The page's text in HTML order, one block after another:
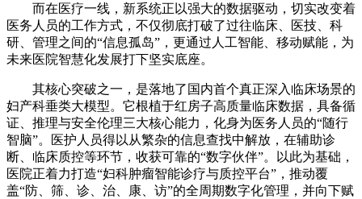
而在医疗一线，新系统正以强大的数据驱动，切实改变着
医务人员的工作方式，不仅彻底打破了过往临床、医技、科
研、管理之间的“信息孤岛”，更通过人工智能、移动赋能，为
未来医院智慧化发展打下坚实底座。
其核心突破之一，是落地了国内首个真正深入临床场景的
妇产科垂类大模型。它根植于红房子高质量临床数据，具备循
证、推理与安全伦理三大核心能力，化身为医务人员的“随行
智脑”。医护人员得以从繁杂的信息查找中解放，在辅助诊
断、临床质控等环节，收获可靠的“数字伙伴”。以此为基础，
医院正着力打造“妇科肿瘤智能诊疗与质控平台”，推动覆
盖“防、筛、诊、治、康、访”的全周期数字化管理，并向下赋